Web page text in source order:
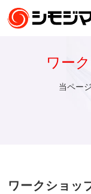
ワー
当ペー
ワークショッ